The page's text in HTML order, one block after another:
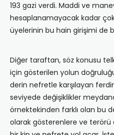
193 gazi verdi. Maddi ve
hesaplanamayacak kadar çok
üyelerinin bu hain girişimi de
Diğer taraftan, söz konusu
için gösterilen yolun
derin nefretle karşılayan
seviyede değişiklikler
örnektekinden farklı olan bu
olarak gösterenlere ve terörü